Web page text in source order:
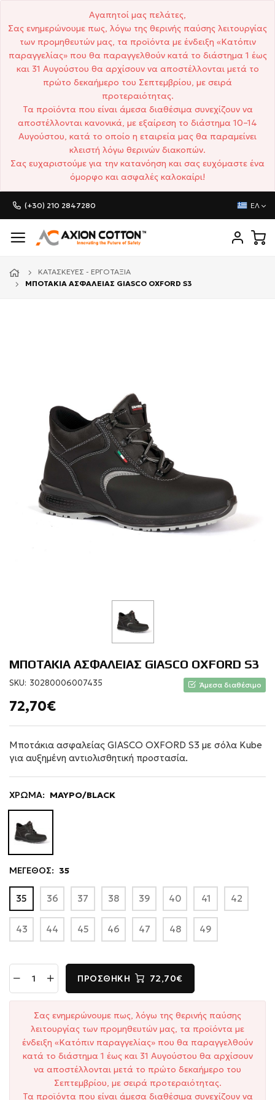
Αγαπητοί μας πελάτες,
Σας ενημερώνουμε πως, λόγω της θερινής παύσης λειτουργίας
των προμηθευτών μας, τα προϊόντα με ένδειξη «Κατόπιν
παραγγελίας» που θα παραγγελθούν κατά το διάστημα 1 έως
και 31 Αυγούστου θα αρχίσουν να αποστέλλονται μετά το
πρώτο δεκαήμερο του Σεπτεμβρίου, με σειρά
προτεραιότητας.
Τα προϊόντα που είναι άμεσα διαθέσιμα συνεχίζουν να
αποστέλλονται κανονικά, με εξαίρεση το διάστημα 10–14
Αυγούστου, κατά το οποίο η εταιρεία μας θα παραμείνει
κλειστή λόγω θερινών διακοπών.
Σας ευχαριστούμε για την κατανόηση και σας ευχόμαστε ένα
όμορφο και ασφαλές καλοκαίρι!
(+30) 210 2847280 ΕΛ
ΚΑΤΑΣΚΕΥΈΣ - ΕΡΓΟΤΆΞΙΑ
ΜΠΟΤΑΚΙΑ ΑΣΦΑΛΕΙΑΣ GIASCO OXFORD S3
ΜΠΟΤΑΚΙΑ ΑΣΦΑΛΕΙΑΣ GIASCO OXFORD S3
SKU: 30280006007435 Άμεσα διαθέσιμο
72,70€
Μποτάκια ασφαλείας GIASCO OXFORD S3 με σόλα Kube
για αυξημένη αντιολισθητική προστασία.
ΧΡΩΜΑ: ΜΑΥΡΟ/BLACK
ΜΕΓΕΘΟΣ: 35
35 36 37 38 39 40 41 42
43 44 45 46 47 48 49
ΠΡΟΣΘΉΚΗ 72,70€
Σας ενημερώνουμε πως, λόγω της θερινής παύσης
λειτουργίας των προμηθευτών μας, τα προϊόντα με
ένδειξη «Κατόπιν παραγγελίας» που θα παραγγελθούν
κατά το διάστημα 1 έως και 31 Αυγούστου θα αρχίσουν
να αποστέλλονται μετά το πρώτο δεκαήμερο του
Σεπτεμβρίου, με σειρά προτεραιότητας.
Τα προϊόντα που είναι άμεσα διαθέσιμα συνεχίζουν να